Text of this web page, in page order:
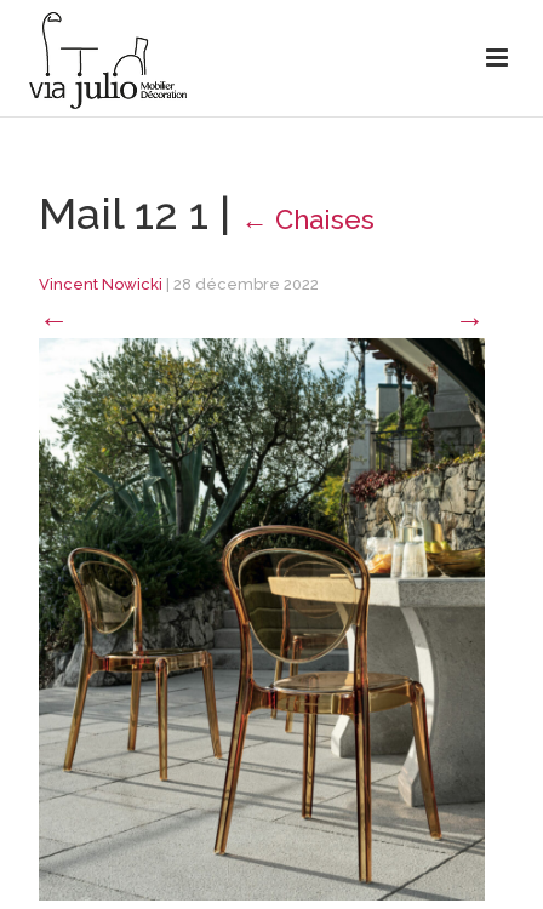
Mail 12 1 | ← Chaises
Vincent Nowicki 28 décembre 2022
← →